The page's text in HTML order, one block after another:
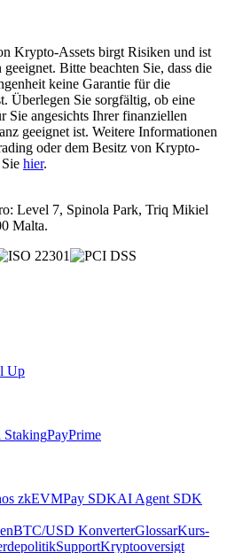
Krypto-Assets birgt Risiken und ist
Bitte beachten Sie, dass die
keine Garantie für die
Überlegen Sie sorgfältig, ob eine
angesichts Ihrer finanziellen
geeignet ist. Weitere Informationen
oder dem Besitz von Krypto-
hier.
Level 7, Spinola Park, Triq Mikiel
Malta.
Up
StakingPayPrime
zkEVMPay SDKAI Agent SDK
BTC/USD KonverterGlossarKurs-
SupportKryptooversigt